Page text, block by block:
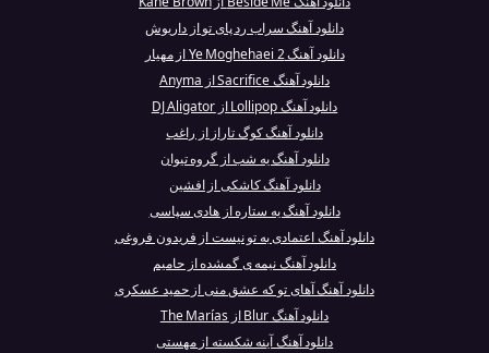
دانلود آهنگ سراب رد پای تو از داریوش
دانلود آهنگ Ye Moghehaei 2 از مهیار
دانلود آهنگ Sacrifice از Anyma
دانلود آهنگ Lollipop از DJ Aligator
دانلود آهنگ کوگ تاراز از راغب
دانلود آهنگ یه شب از گروه تیوان
دانلود آهنگ کاشکی از افشین
دانلود آهنگ یه ستاره از هادی سپاسی
دانلود آهنگ اعتمادی به تو نیست از فریدون فروغی
دانلود آهنگ نیمه ی گمشده از حامیم
دانلود آهنگ آهای تو که عشق منی از حمید عسکری
دانلود آهنگ Blur از The Marías
دانلود آهنگ آینه شکسته از مهستی